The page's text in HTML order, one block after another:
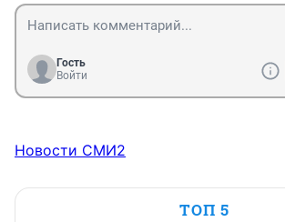
Гость
Войти
Новости СМИ2
ТОП 5